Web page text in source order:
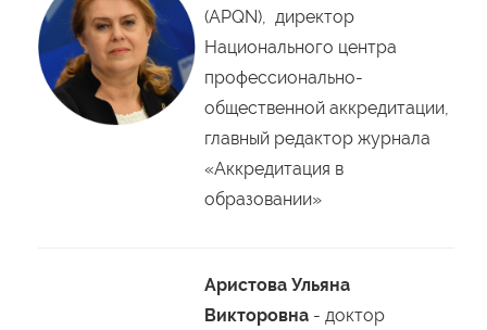
(APQN), директор
Национального центра
профессионально-
общественной аккредитации,
главный редактор журнала
«Аккредитация в
образовании»
Аристова Ульяна
Викторовна - доктор